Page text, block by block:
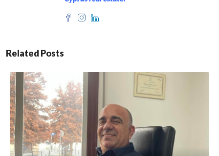
Related Posts